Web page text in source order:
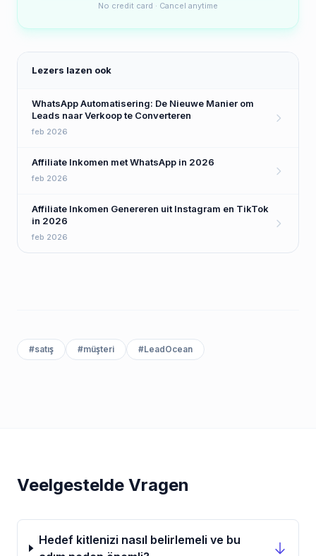
No credit card · Cancel anytime
Lezers lazen ook
WhatsApp Automatisering: De Nieuwe Manier om
Leads naar Verkoop te Converteren
feb 2026
Affiliate Inkomen met WhatsApp in 2026
feb 2026
Affiliate Inkomen Genereren uit Instagram en TikTok
in 2026
feb 2026
#satış #müşteri #LeadOcean
Veelgestelde Vragen
Hedef kitlenizi nasıl belirlemeli ve bu